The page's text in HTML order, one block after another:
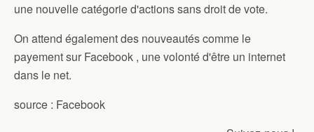
une nouvelle catégorie d'actions sans droit de vote.
On attend également des nouveautés comme le
payement sur Facebook , une volonté d'être un internet
dans le net.
source : Facebook